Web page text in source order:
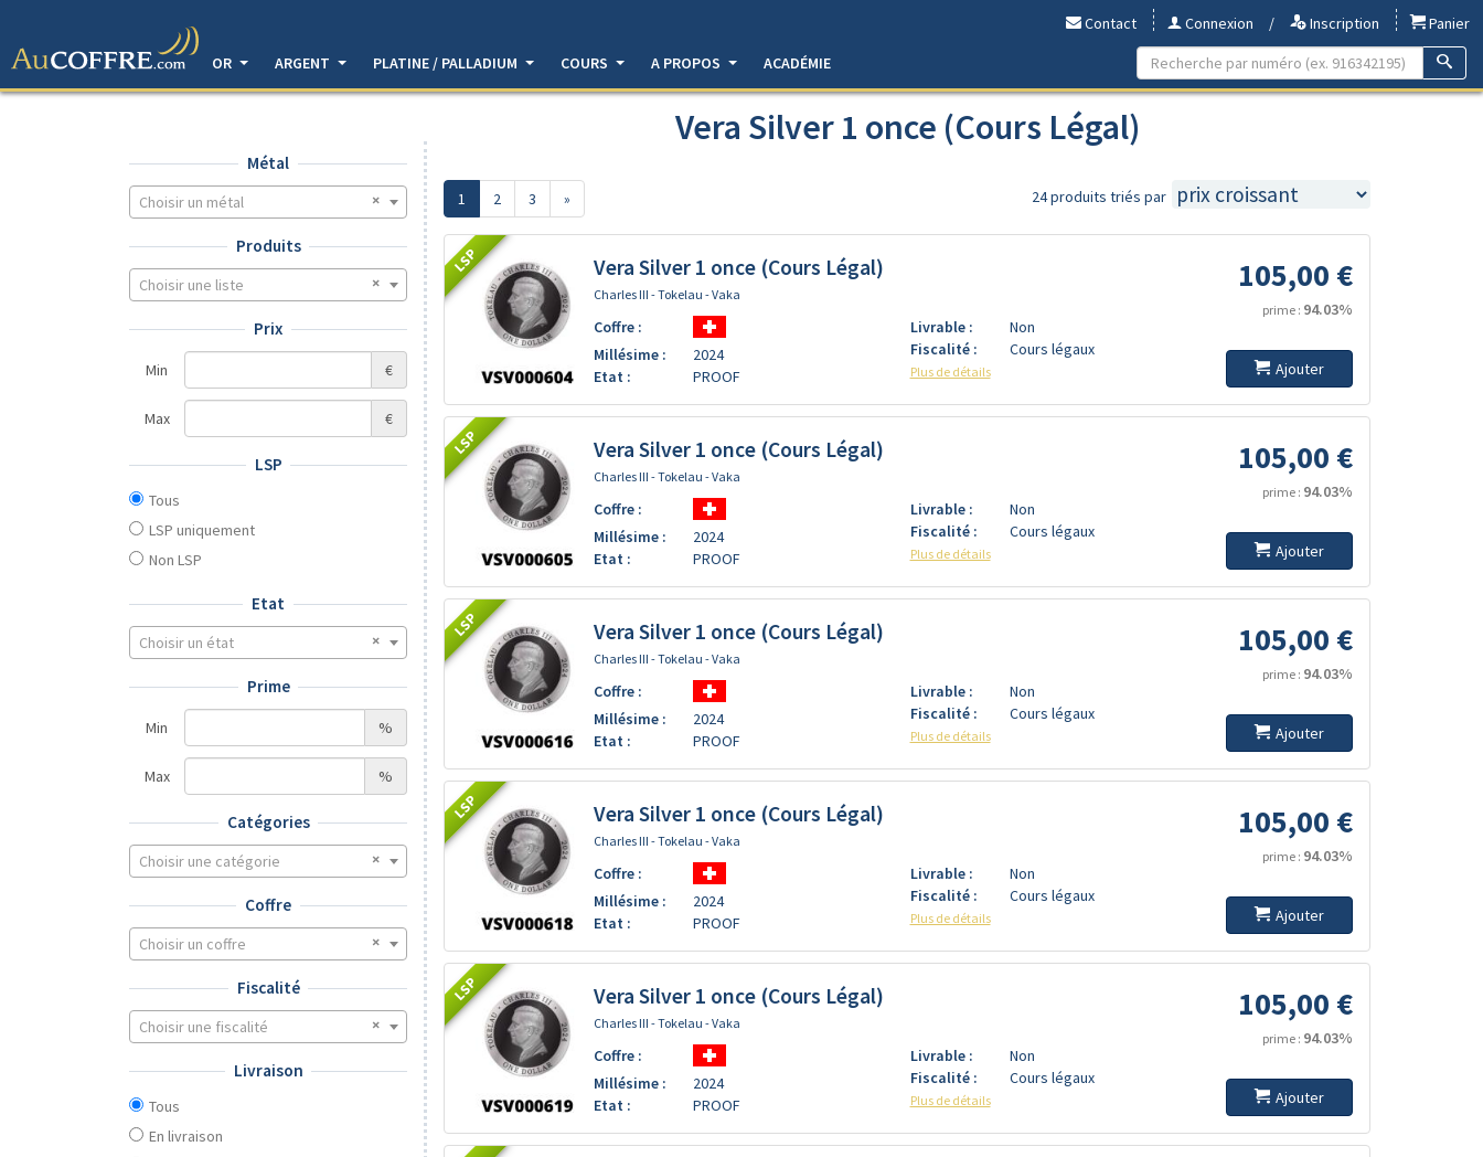
Contact Connexion / Inscription
Panier
OR
ARGENT PLATINE / PALLADIUM COURS A PROPOS ACADÉMIE
Métal
Choisir un métal
Produits
Choisir une liste
Prix
Min €
Max €
LSP
Tous
LSP uniquement
Non LSP
Etat
Choisir un état
Prime
Min %
Max %
Catégories
Choisir une catégorie
Coffre
Choisir un coffre
Fiscalité
Choisir une fiscalité
Livraison
Tous
En livraison
Vera Silver 1 once (Cours Légal)
1 2 3 » 24 produits triés par
LSP Vera Silver 1 once (Cours Légal)
Charles III - Tokelau - Vaka
Coffre :
Millésime :
2024
Etat :
PROOF
Livrable :
Non
Fiscalité :
Cours légaux
Plus de détails
105,00 €
prime : 94.03%
Ajouter
LSP Vera Silver 1 once (Cours Légal)
Charles III - Tokelau - Vaka
Coffre :
Millésime :
2024
Etat :
PROOF
Livrable :
Non
Fiscalité :
Cours légaux
Plus de détails
105,00 €
prime : 94.03%
Ajouter
LSP Vera Silver 1 once (Cours Légal)
Charles III - Tokelau - Vaka
Coffre :
Millésime :
2024
Etat :
PROOF
Livrable :
Non
Fiscalité :
Cours légaux
Plus de détails
105,00 €
prime : 94.03%
Ajouter
LSP Vera Silver 1 once (Cours Légal)
Charles III - Tokelau - Vaka
Coffre :
Millésime :
2024
Etat :
PROOF
Livrable :
Non
Fiscalité :
Cours légaux
Plus de détails
105,00 €
prime : 94.03%
Ajouter
LSP Vera Silver 1 once (Cours Légal)
Charles III - Tokelau - Vaka
Coffre :
Millésime :
2024
Etat :
PROOF
Livrable :
Non
Fiscalité :
Cours légaux
Plus de détails
105,00 €
prime : 94.03%
Ajouter